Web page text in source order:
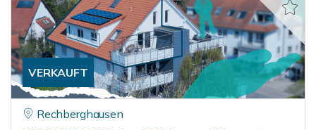
VERKAUFT
Rechberghausen